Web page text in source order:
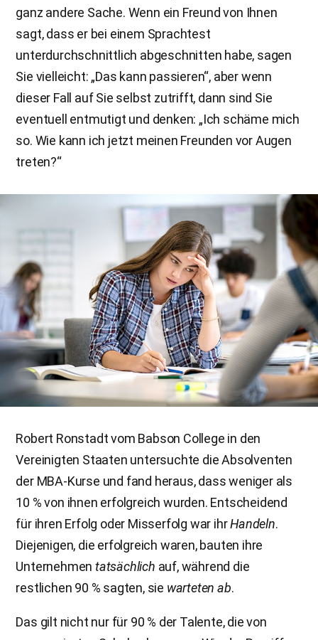
ganz andere Sache. Wenn ein Freund von Ihnen
sagt, dass er bei einem Sprachtest
unterdurchschnittlich abgeschnitten habe, sagen
Sie vielleicht: „Das kann passieren“, aber wenn
dieser Fall auf Sie selbst zutrifft, dann sind Sie
eventuell entmutigt und denken: „Ich schäme mich
so. Wie kann ich jetzt meinen Freunden vor Augen
treten?“
Robert Ronstadt vom Babson College in den
Vereinigten Staaten untersuchte die Absolventen
der MBA-Kurse und fand heraus, dass weniger als
10 % von ihnen erfolgreich wurden. Entscheidend
für ihren Erfolg oder Misserfolg war ihrHandeln.
Diejenigen, die erfolgreich waren, bauten ihre
Unternehmen tatsächlich auf, während die
restlichen 90 % sagten, sie warteten ab.
Das gilt nicht nur für 90 % der Talente, die von